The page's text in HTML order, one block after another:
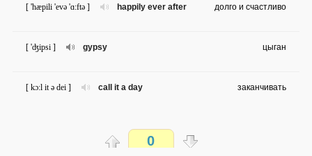
happily ever after
[ 'hæpili 'evə 'ɑ:ftə ] долго и счастливо
gypsy
[ 'ʤipsi ] цыган
call it a day
[ kɔ:l it ə dei ] заканчивать
неописуемый; непередаваемый
0